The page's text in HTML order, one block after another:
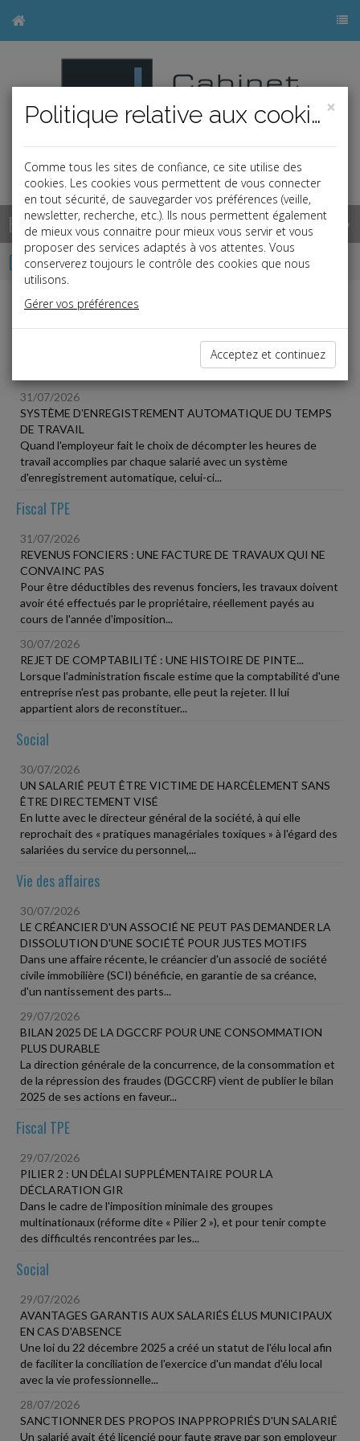
Base documentaire
Dépêches
Liste des dernières dépêches
31/07/2026
SYSTÈME D'ENREGISTREMENT AUTOMATIQUE DU TEMPS
DE TRAVAIL
Quand l'employeur fait le choix de décompter les heures de
travail accomplies par chaque salarié avec un système
d'enregistrement automatique, celui-ci...
Fiscal TPE
31/07/2026
REVENUS FONCIERS : UNE FACTURE DE TRAVAUX QUI NE
CONVAINC PAS
Pour être déductibles des revenus fonciers, les travaux doivent
avoir été effectués par le propriétaire, réellement payés au
cours de l'année d'imposition...
30/07/2026
REJET DE COMPTABILITÉ : UNE HISTOIRE DE PINTE...
Lorsque l'administration fiscale estime que la comptabilité d'une
entreprise n'est pas probante, elle peut la rejeter. Il lui
appartient alors de reconstituer...
Social
30/07/2026
UN SALARIÉ PEUT ÊTRE VICTIME DE HARCÈLEMENT SANS
ÊTRE DIRECTEMENT VISÉ
En lutte avec le directeur général de la société, à qui elle
reprochait des « pratiques managériales toxiques » à l'égard des
salariées du service du personnel,...
Vie des affaires
30/07/2026
LE CRÉANCIER D'UN ASSOCIÉ NE PEUT PAS DEMANDER LA
DISSOLUTION D'UNE SOCIÉTÉ POUR JUSTES MOTIFS
Dans une affaire récente, le créancier d'un associé de société
civile immobilière (SCI) bénéficie, en garantie de sa créance,
d'un nantissement des parts...
29/07/2026
BILAN 2025 DE LA DGCCRF POUR UNE CONSOMMATION
PLUS DURABLE
La direction générale de la concurrence, de la consommation et
de la répression des fraudes (DGCCRF) vient de publier le bilan
2025 de ses actions en faveur...
Fiscal TPE
29/07/2026
PILIER 2 : UN DÉLAI SUPPLÉMENTAIRE POUR LA
DÉCLARATION GIR
Dans le cadre de l'imposition minimale des groupes
multinationaux (réforme dite « Pilier 2 »), et pour tenir compte
des difficultés rencontrées par les...
Social
29/07/2026
AVANTAGES GARANTIS AUX SALARIÉS ÉLUS MUNICIPAUX
EN CAS D'ABSENCE
Une loi du 22 décembre 2025 a créé un statut de l'élu local afin
de faciliter la conciliation de l'exercice d'un mandat d'élu local
avec la vie professionnelle...
28/07/2026
SANCTIONNER DES PROPOS INAPPROPRIÉS D'UN SALARIÉ
Un salarié avait été licencié pour faute grave par son employeur
×
Politique relative aux cookies
Comme tous les sites de confiance, ce site utilise des
cookies. Les cookies vous permettent de vous connecter
en tout sécurité, de sauvegarder vos préférences (veille,
newsletter, recherche, etc.). Ils nous permettent également
de mieux vous connaitre pour mieux vous servir et vous
proposer des services adaptés à vos attentes. Vous
conserverez toujours le contrôle des cookies que nous
utilisons.
Gérer vos préférences
Acceptez et continuez